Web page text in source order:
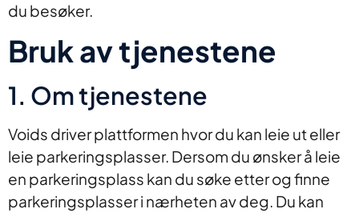
du besøker.
Bruk av tjenestene
1. Om tjenestene
Voids driver plattformen hvor du kan leie ut eller
leie parkeringsplasser. Dersom du ønsker å leie
en parkeringsplass kan du søke etter og finne
parkeringsplasser i nærheten av deg. Du kan